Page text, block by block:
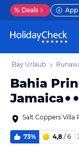
% Deals
Bay Urlaub
Bahia
Jamaica
Salt Coppers Villa
73% 4,8 / 6